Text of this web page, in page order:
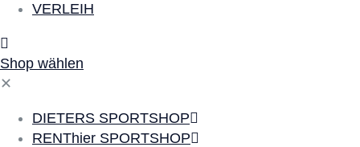
VERLEIH
Shop wählen
✕
DIETERS SPORTSHOP
RENThier SPORTSHOP